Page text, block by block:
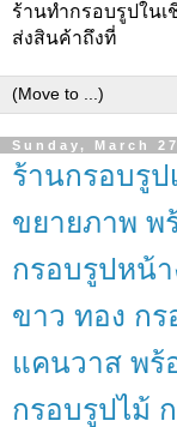
ร้านทำกรอบรูปใน
ส่งสินค้าถึงที่
Sunday, March
ร้านกรอบรูป
ขยายภาพ พ
กรอบรูปหน้
ขาว ทอง ก
แคนวาส พร้
กรอบรูปไม้